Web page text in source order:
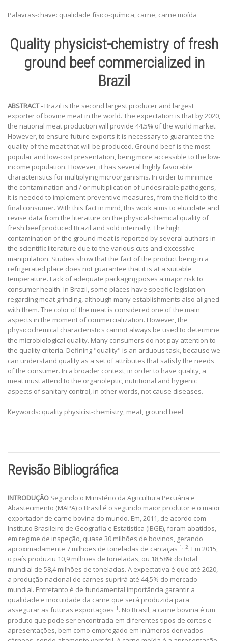
Palavras-chave: qualidade físico-química, carne, carne moída
Quality physicist-chemistry of fresh
ground beef commercialized in
Brazil
ABSTRACT -Brazil is the second largest producer and largest
exporter of bovine meat in the world. The expectation is that by 2020,
the national meat production will provide 44.5% of the world market.
However, to ensure future exports it is necessary to guarantee the
quality of the meat that will be produced. Ground beef is the most
popular and low-cost presentation, being more accessible to the low-
income population. However, it has several highly favorable
characteristics for multiplying microorganisms. In order to minimize
the contamination and / or multiplication of undesirable pathogens,
it is needed to implement preventive measures, from the field to the
final consumer. With this fact in mind, this work aims to elucidate and
revise data from the literature on the physical-chemical quality of
fresh beef produced Brazil and sold internally. The high
contamination of the ground meat is reported by several authors in
the scientific literature due to the various cuts and excessive
manipulation. Studies show that the fact of the product being in a
refrigerated place does not guarantee that it is at a suitable
temperature. Lack of adequate packaging poses a major risk to
consumer health. In Brazil, some places have specific legislation
regarding meat grinding, although many establishments also aligned
with them. The color of the meat is considered one of the main
aspects in the moment of commercialization. However, the
physicochemical characteristics cannot always be used to determine
the microbiological quality. Many consumers do not pay attention to
the quality criteria. Defining "quality" is an arduous task, because we
can understand quality as a set of attributes that satisfy the needs
of the consumer. In a broader context, in order to have quality, a
meat must attend to the organoleptic, nutritional and hygienic
aspects of sanitary control, in other words, not cause diseases.
Keywords: quality physicist-chemistry, meat, ground beef
Revisão Bibliográfica
INTRODUÇÃO Segundo o Ministério da Agricultura Pecuária e
Abastecimento (MAPA) o Brasil é o segundo maior produtor e o maior
exportador de carne bovina do mundo. Em, 2011, de acordo com
Instituto Brasileiro de Geografia e Estatística (IBGE), foram abatidos,
em regime de inspeção, quase 30 milhões de bovinos, gerando
aproximadamente 7 milhões de toneladas de carcaças 1, 2. Em 2015,
o país produziu 10,9 milhões de toneladas, ou 18,58% do total
mundial de 58,4 milhões de toneladas. A expectativa é que até 2020,
a produção nacional de carnes suprirá até 44,5% do mercado
mundial. Entretanto é de fundamental importância garantir a
qualidade e inocuidade da carne que será produzida para
assegurar as futuras exportações 1 . No Brasil, a carne bovina é um
produto que pode ser encontrada em diferentes tipos de cortes e
apresentações, bem como empregado em inúmeros derivados